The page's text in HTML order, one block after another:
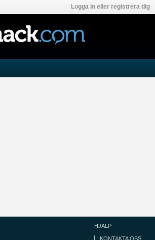
Logga in eller registrera dig
HJÄLP
KONTAKTA OSS